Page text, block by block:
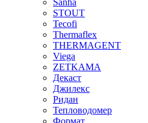
STOUT
Tecofi
Thermaflex
THERMAGENT
Viega
ZETKAMA
Декаст
Джилекс
Ридан
Тепловодомер
Формат